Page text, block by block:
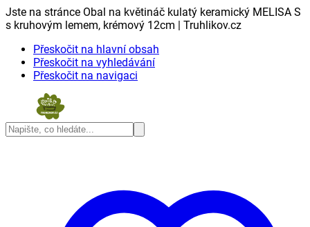
Jste na stránce Obal na květináč kulatý keramický MELISA S
s kruhovým lemem, krémový 12cm | Truhlikov.cz
Přeskočit na hlavní obsah
Přeskočit na vyhledávání
Přeskočit na navigaci